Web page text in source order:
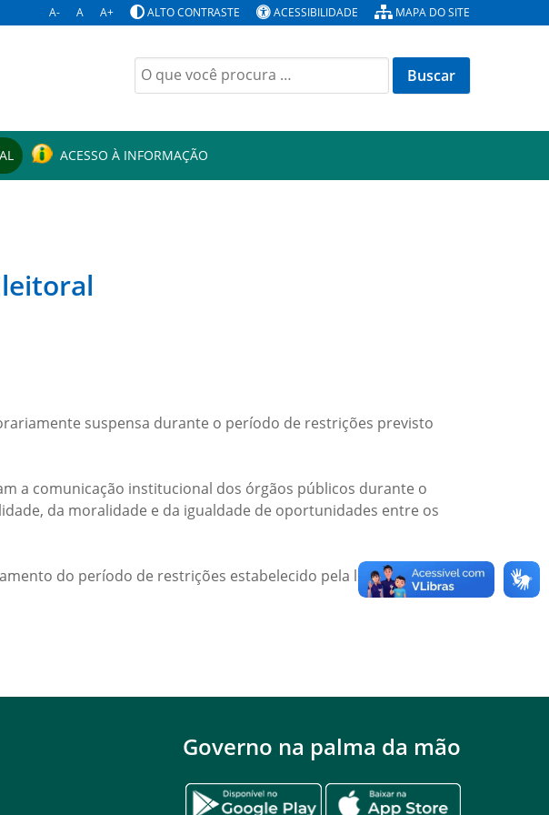
A- A A+ ALTO CONTRASTE ACESSIBILIDADE MAPA DO SITE
Buscar
por:
ACESSO À INFORMAÇÃO
suspensa durante o período de restrições previsto
a comunicação institucional dos órgãos públicos durante o
da moralidade e da igualdade de oportunidades entre os
do período de restrições estabelecido pela legislação
Governo na palma da mão